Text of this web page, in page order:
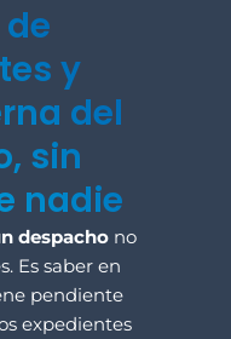
y
del
sin
nadie
despachono
Es saber en
pendiente
expedientes